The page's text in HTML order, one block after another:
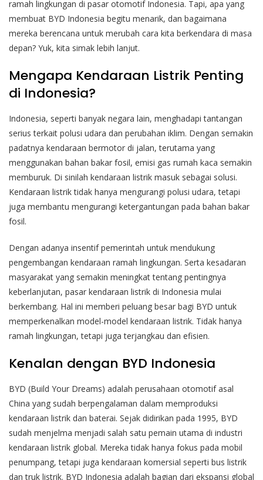
ramah lingkungan di pasar otomotif Indonesia. Tapi, apa yang
membuat BYD Indonesia begitu menarik, dan bagaimana
mereka berencana untuk merubah cara kita berkendara di masa
depan? Yuk, kita simak lebih lanjut.
Mengapa Kendaraan Listrik Penting
di Indonesia?
Indonesia, seperti banyak negara lain, menghadapi tantangan
serius terkait polusi udara dan perubahan iklim. Dengan semakin
padatnya kendaraan bermotor di jalan, terutama yang
menggunakan bahan bakar fosil, emisi gas rumah kaca semakin
memburuk. Di sinilah kendaraan listrik masuk sebagai solusi.
Kendaraan listrik tidak hanya mengurangi polusi udara, tetapi
juga membantu mengurangi ketergantungan pada bahan bakar
fosil.
Dengan adanya insentif pemerintah untuk mendukung
pengembangan kendaraan ramah lingkungan. Serta kesadaran
masyarakat yang semakin meningkat tentang pentingnya
keberlanjutan, pasar kendaraan listrik di Indonesia mulai
berkembang. Hal ini memberi peluang besar bagi BYD untuk
memperkenalkan model-model kendaraan listrik. Tidak hanya
ramah lingkungan, tetapi juga terjangkau dan efisien.
Kenalan dengan BYD Indonesia
BYD (Build Your Dreams) adalah perusahaan otomotif asal
China yang sudah berpengalaman dalam memproduksi
kendaraan listrik dan baterai. Sejak didirikan pada 1995, BYD
sudah menjelma menjadi salah satu pemain utama di industri
kendaraan listrik global. Mereka tidak hanya fokus pada mobil
penumpang, tetapi juga kendaraan komersial seperti bus listrik
dan truk listrik. BYD Indonesia adalah bagian dari ekspansi global